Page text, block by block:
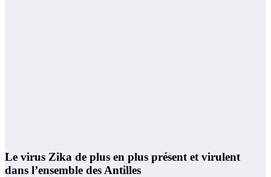
Le virus Zika de plus en plus présent et virulent
dans l’ensemble des Antilles